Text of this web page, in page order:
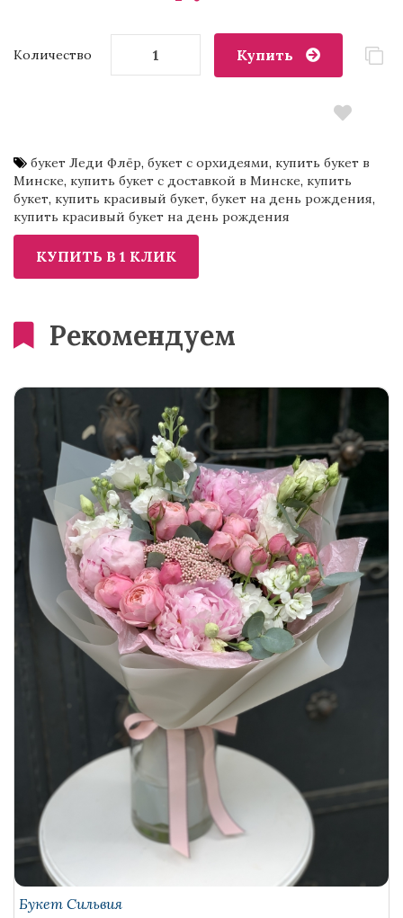
Количество Купить
букет Леди Флёр, букет с орхидеями, купить букет в
Минске, купить букет с доставкой в Минске, купить
букет, купить красивый букет, букет на день рождения,
купить красивый букет на день рождения
Рекомендуем
Букет Сильвия